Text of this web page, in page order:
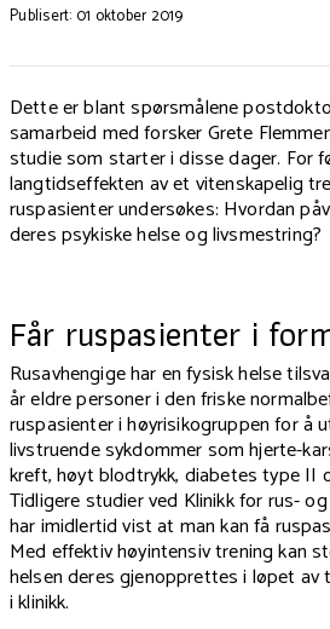
Publisert: 01 oktober 2019
Dette er blant spørsmålene
samarbeid med forsker Grete
studie som starter i disse dager. For
langtidseffekten av et vitenskapelig
ruspasienter undersøkes: Hvordan
deres psykiske helse og livsmestring?
Får ruspasienter i
Rusavhengige har en fysisk helse
år eldre personer i den friske
ruspasienter i høyrisikogruppen for å
livstruende sykdommer som hjerte-
kreft, høyt blodtrykk, diabetes type II
Tidligere studier ved Klinikk for rus-
har imidlertid vist at man kan få
Med effektiv høyintensiv trening kan
helsen deres gjenopprettes i løpet av
i klinikk.